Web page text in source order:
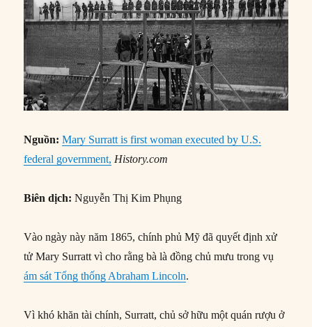
Nguồn: Mary Surratt is first woman executed by U.S.
federal government, History.com
Biên dịch: Nguyễn Thị Kim Phụng
Vào ngày này năm 1865, chính phủ Mỹ đã quyết định xử
tử Mary Surratt vì cho rằng bà là đồng chủ mưu trong vụ
ám sát Tổng thống Abraham Lincoln.
Vì khó khăn tài chính, Surratt, chủ sở hữu một quán rượu ở